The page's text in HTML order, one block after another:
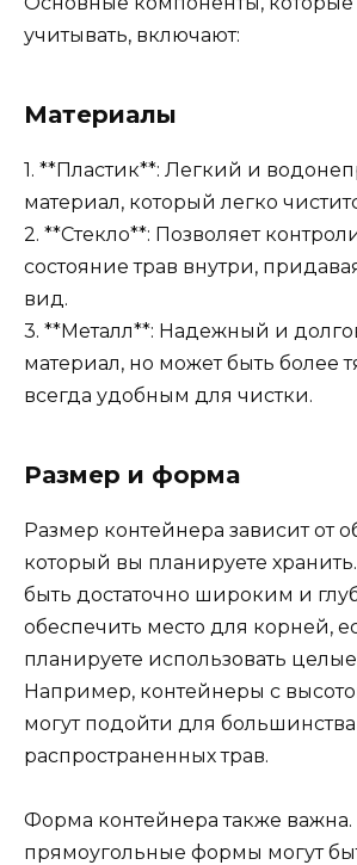
учитывать, включают:
Материалы
1. **Пластик**: Легкий и
материал, который легко
2. **Стекло**: Позволяет
состояние трав внутри,
вид.
3. **Металл**: Надежный и
материал, но может быть более
всегда удобным для чистки.
Размер и форма
Размер контейнера зависит от
который вы планируете
быть достаточно широким и
обеспечить место для корней,
планируете использовать
Например, контейнеры с
могут подойти для большинства
распространенных трав.
Форма контейнера также
прямоугольные формы могут